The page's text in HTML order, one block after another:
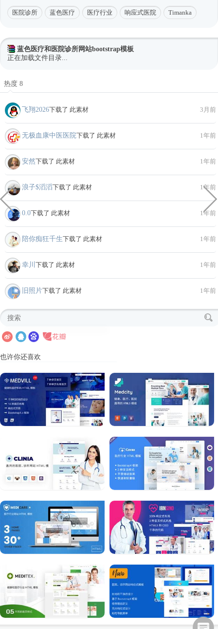
医院诊所 蓝色医疗 医疗行业 响应式医院 Timanka
蓝色医疗和医院诊所网站bootstrap模板
正在加载文件目录...
热度 8
飞翔2026下载了 此素材 3月前
无极血康中医医院下载了 此素材 1年前
安然下载了 此素材 1年前
浪子$滔滔下载了 此素材 1年前
0.0下载了 此素材 1年前
陪你痴狂千生下载了 此素材 1年前
幸川 下载了 此素材 1年前
旧照片下载了 此素材 1年前
也许你还喜欢